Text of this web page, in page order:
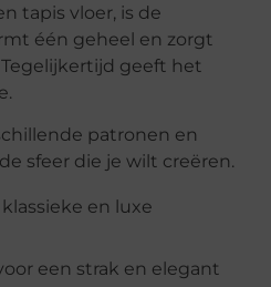
tapis vloer, is de
één geheel en zorgt
geeft het
patronen en
sfeer die je wilt creëren.
en luxe
een strak en elegant